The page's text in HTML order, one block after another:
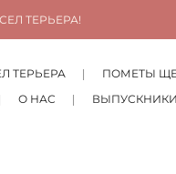
ТЕРЬЕРА ПОМЕТЫ
О НАС
ТЕРЬЕРА!